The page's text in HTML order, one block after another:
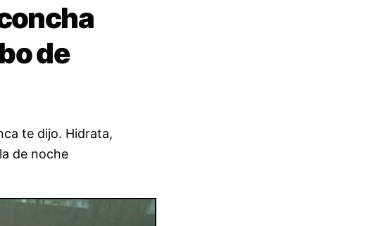
de
te dijo. Hidrata,
de noche